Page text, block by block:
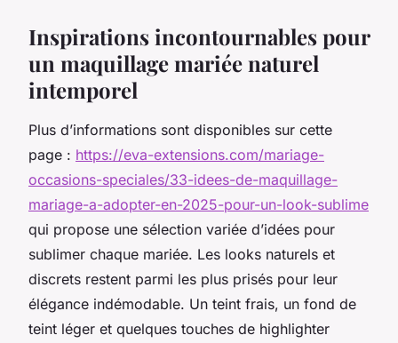
Inspirations incontournables pour
un maquillage mariée naturel
intemporel
Plus d’informations sont disponibles sur cette
page : https://eva-extensions.com/mariage-
occasions-speciales/33-idees-de-maquillage-
mariage-a-adopter-en-2025-pour-un-look-sublime
qui propose une sélection variée d’idées pour
sublimer chaque mariée. Les looks naturels et
discrets restent parmi les plus prisés pour leur
élégance indémodable. Un teint frais, un fond de
teint léger et quelques touches de highlighter